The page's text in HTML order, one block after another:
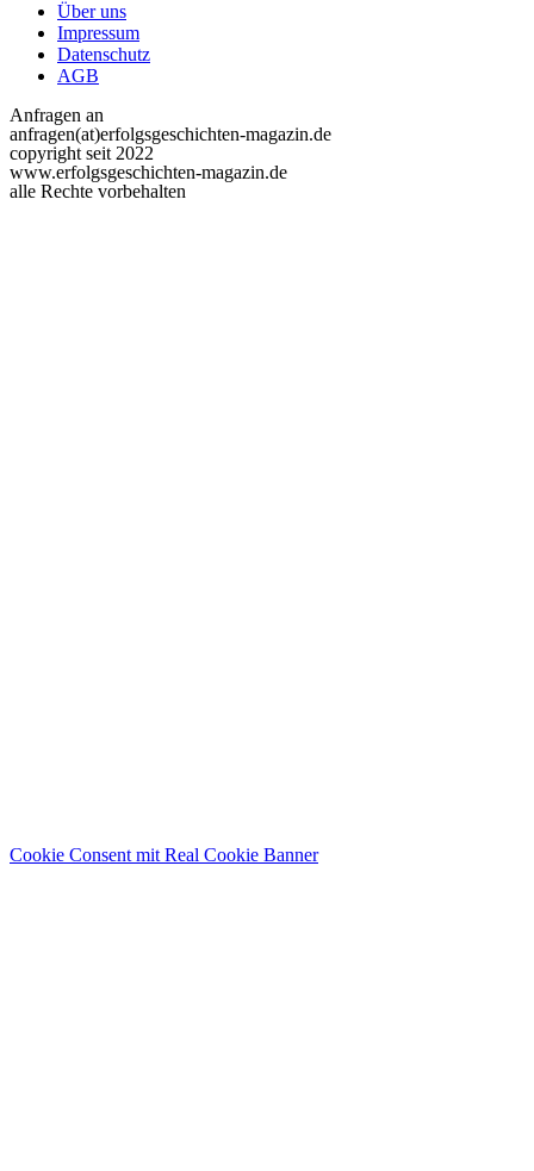
Über uns
Impressum
Datenschutz
AGB
Anfragen an
anfragen(at)erfolgsgeschichten-magazin.de
copyright seit 2022
www.erfolgsgeschichten-magazin.de
alle Rechte vorbehalten
Cookie Consent mit Real Cookie Banner